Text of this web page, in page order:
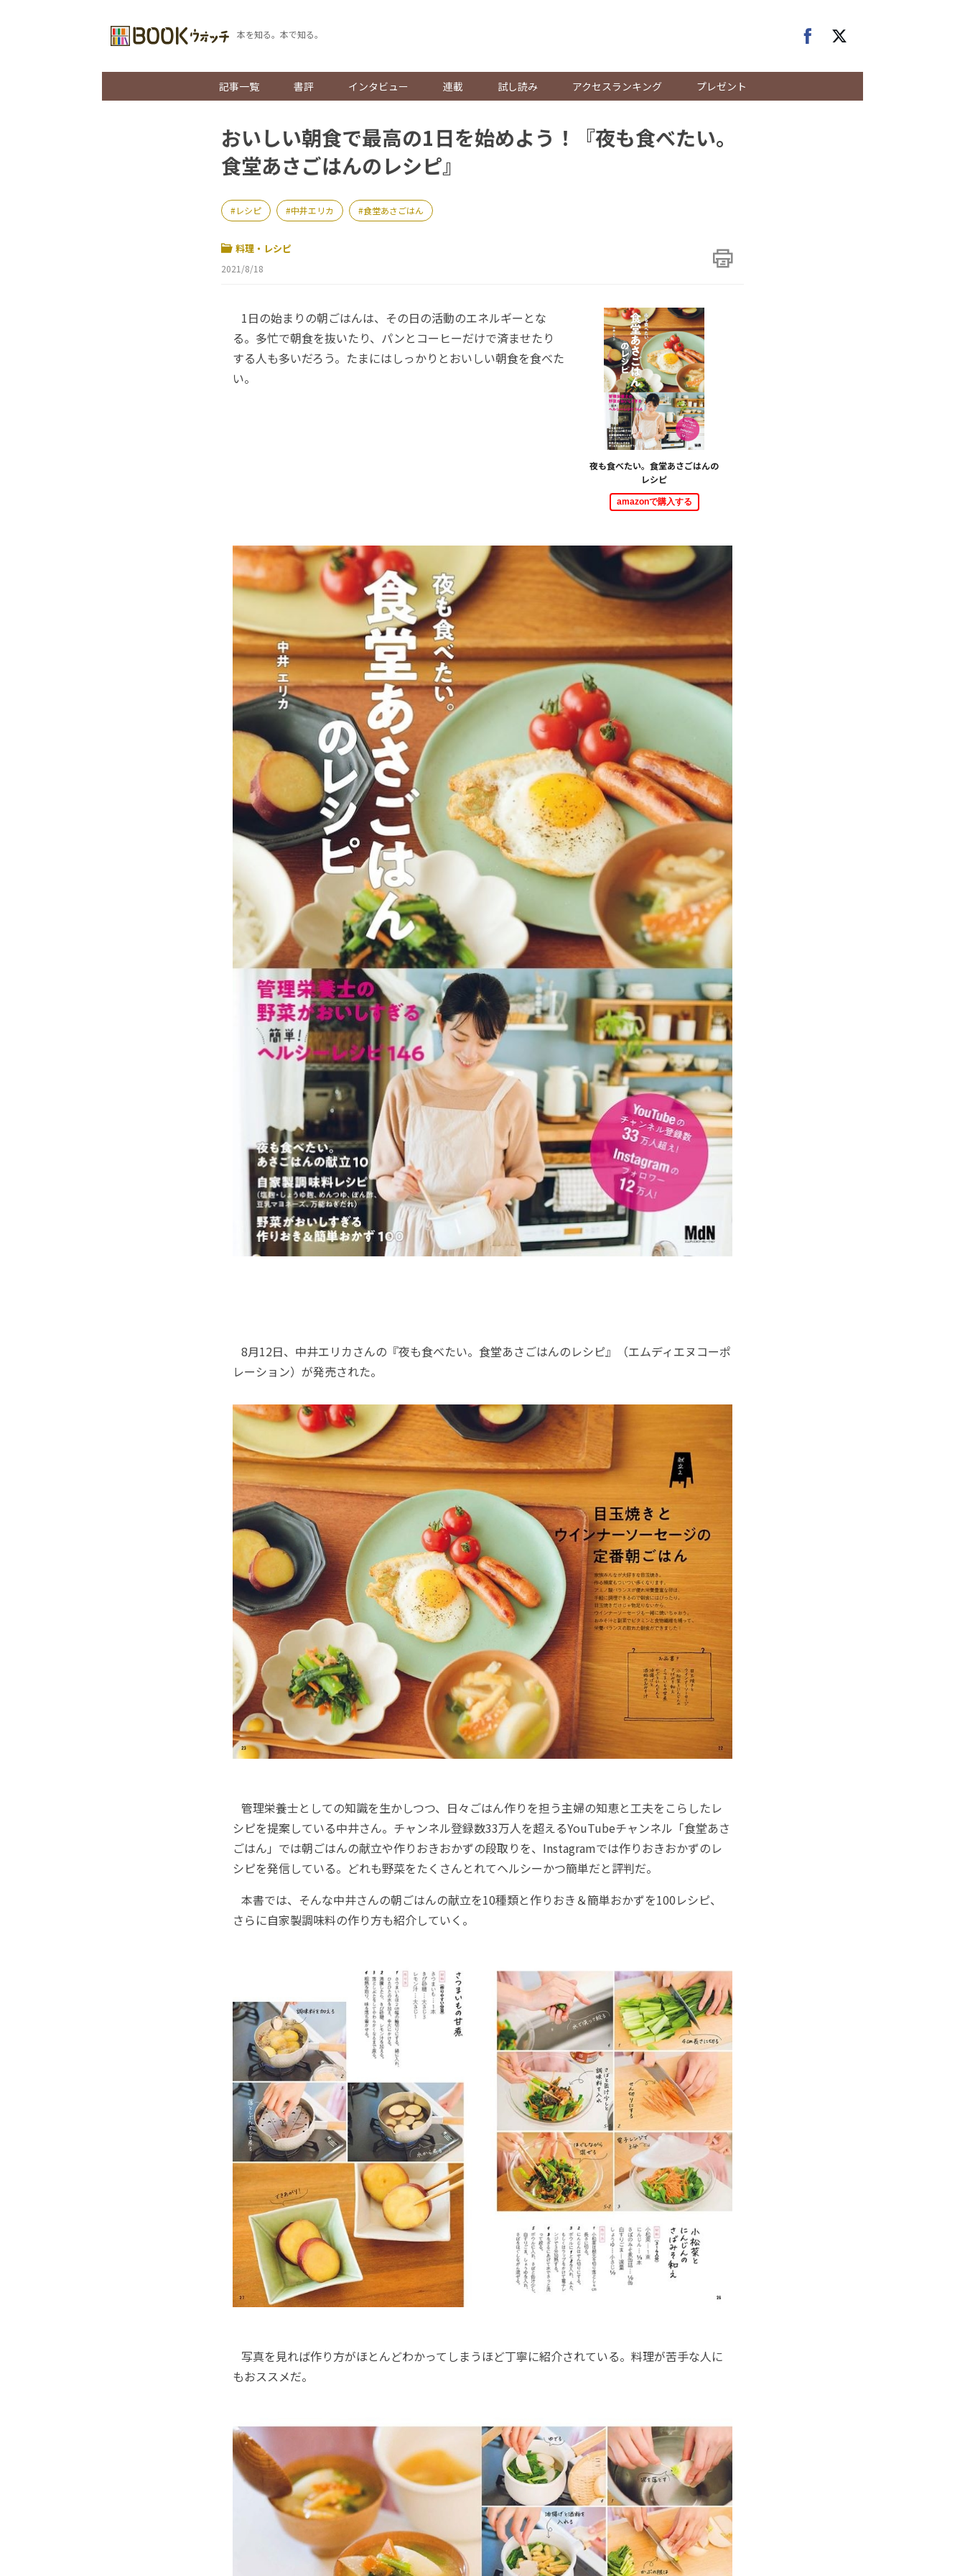
本を知る。本で知る。
記事一覧 書評 インタビュー 連載 試し読み アクセスランキング プレゼント
おいしい朝食で最高の1日を始めよう！『夜も食べたい。
食堂あさごはんのレシピ』
レシピ 中井エリカ 食堂あさごはん
料理・レシピ
2021/8/18
夜も食べたい。食堂あさごはんの
レシピ
amazonで購入する
1日の始まりの朝ごはんは、その日の活動のエネルギーとな
る。多忙で朝食を抜いたり、パンとコーヒーだけで済ませたり
する人も多いだろう。たまにはしっかりとおいしい朝食を食べた
い。
8月12日、中井エリカさんの『夜も食べたい。食堂あさごはんのレシピ』（エムディエヌコーポ
レーション）が発売された。
管理栄養士としての知識を生かしつつ、日々ごはん作りを担う主婦の知恵と工夫をこらしたレ
シピを提案している中井さん。チャンネル登録数33万人を超えるYouTubeチャンネル「食堂あさ
ごはん」では朝ごはんの献立や作りおきおかずの段取りを、Instagramでは作りおきおかずのレ
シピを発信している。どれも野菜をたくさんとれてヘルシーかつ簡単だと評判だ。
本書では、そんな中井さんの朝ごはんの献立を10種類と作りおき＆簡単おかずを100レシピ、
さらに自家製調味料の作り方も紹介していく。
写真を見れば作り方がほとんどわかってしまうほど丁寧に紹介されている。料理が苦手な人に
もおススメだ。